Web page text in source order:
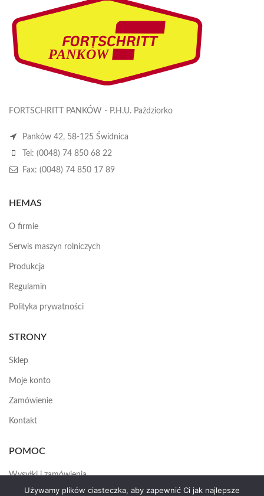
FORTSCHRITT PANKÓW - P.H.U. Paździorko
Panków 42, 58-125 Świdnica
Tel: (0048) 74 850 68 22
Fax: (0048) 74 850 17 89
HEMAS
O firmie
Serwis maszyn rolniczych
Produkcja
Regulamin
Polityka prywatności
STRONY
Sklep
Moje konto
Zamówienie
Kontakt
POMOC
Wysyłki i zamówienia
Używamy plików ciasteczka, aby zapewnić Ci jak najlepsze